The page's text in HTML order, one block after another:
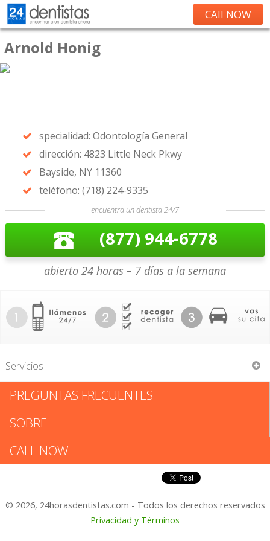
CAll NOW
Arnold Honig
specialidad: Odontología General
dirección: 4823 Little Neck Pkwy
Bayside, NY 11360
teléfono: (718) 224-9335
encuentra un dentista 24/7
(877) 944-6778
abierto 24 horas – 7 días a la semana
Servicios
Arnold Honig
Arnold Honig: Califica tu
Experiencia
1 – No Feliz
PREGUNTAS FRECUENTES
SOBRE
CALL NOW
© 2026, 24horasdentistas.com - Todos los derechos reservados
Privacidad y Términos